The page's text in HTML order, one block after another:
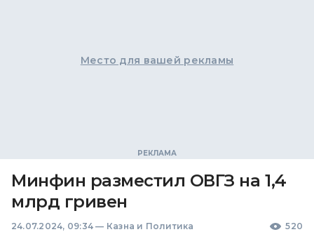
Место для вашей рекламы
Минфин разместил ОВГЗ на 1,4
млрд гривен
24.07.2024, 09:34 — Казна и Политика 520